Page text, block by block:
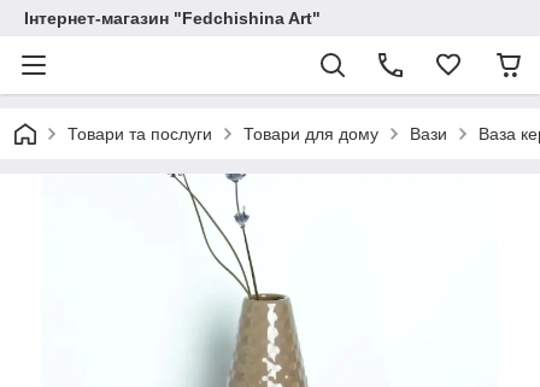
Інтернет-магазин "Fedchishina Art"
Товари та послуги Товари для дому Вази Ваза